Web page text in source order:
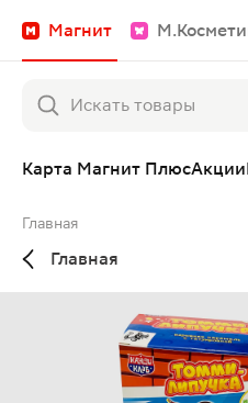
Магнит
Карта Магнит ПлюсАкции
Главная
Главная